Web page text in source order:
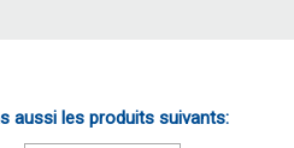
aussi les produits suivants: